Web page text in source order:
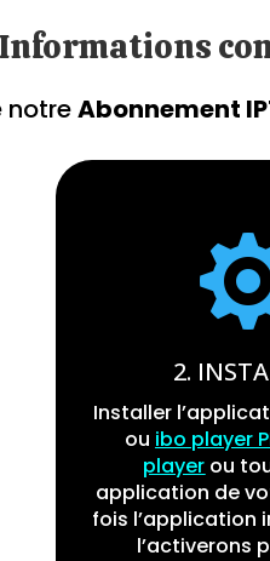
Informations
notreAbonnement
2.
Installer
ou ibo player
player ou
application de
fois l’application
l’activerons